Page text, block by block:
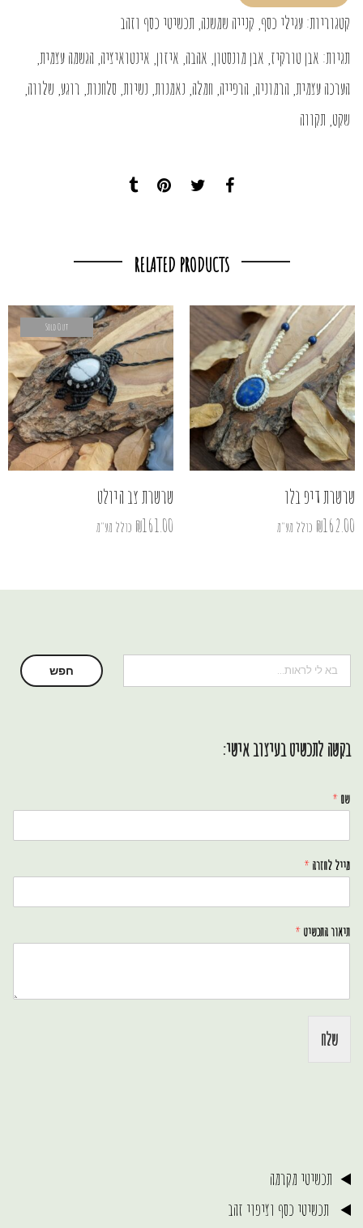
קטגוריות:עגילי כסף קנייה שמשנה תכשיטי כסף וזהב
תגיות: אבן טורקיז אבן מונסטון אהבה איזון אינטואיציה הגשמה עצמית
הערכה עצמית הרמוניה הרפייה חמלה נאמנות נשיות סלחנות רוגע שלווה
שקט תקווה
RELATED PRODUCTS
שרשרת דיפ בלו
₪162.00 כולל מע"מ
Sold Out
שרשרת צב היולט
₪161.00 כולל מע"מ
חיפוש חפש
בקשה לתכשיט בעיצוב אישי:
שם *
מייל לחזרה *
תיאור התכשיט *
שלח
תכשיטי מקרמה
תכשיטי כסף וציפוי זהב